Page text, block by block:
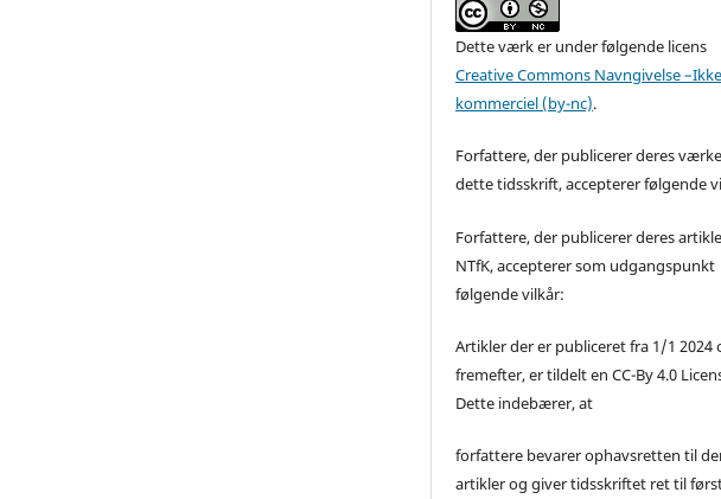
Dette værk er under følgende licens
Creative Commons Navngivelse
kommerciel (by-nc).
Forfattere, der publicerer deres
dette tidsskrift, accepterer følgende
Forfattere, der publicerer deres
NTfK, accepterer som udgangspunkt
følgende vilkår:
Artikler der er publiceret fra 1/1 2024
fremefter, er tildelt en CC-By 4.0
Dette indebærer, at
forfattere bevarer ophavsretten til
artikler og giver tidsskriftet ret til